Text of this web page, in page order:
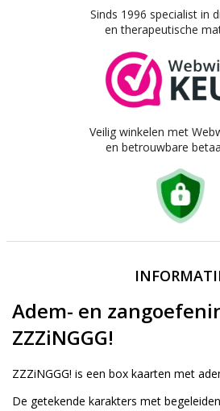
Sinds 1996 specialist in
en therapeutische
Veilig winkelen met
en betrouwbare
Adem- en
ZZZiNGGG!
ZZZiNGGG! is een box kaarten met
De getekende karakters met